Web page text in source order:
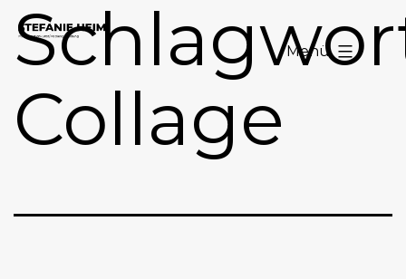
Zum
Inhalt
Stefanie
Heim
Menü
Collage